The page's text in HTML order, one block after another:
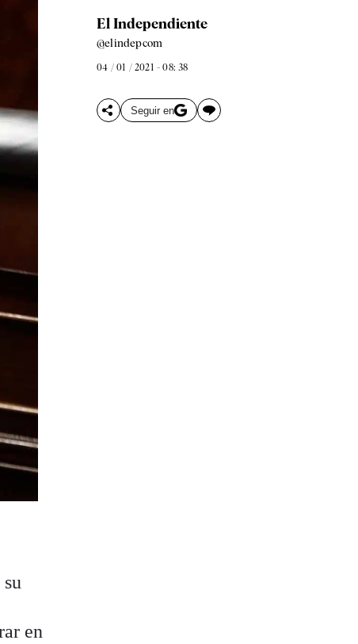
El Independiente
@elindepcom
04 / 01 / 2021 - 08: 38
Seguir en
en